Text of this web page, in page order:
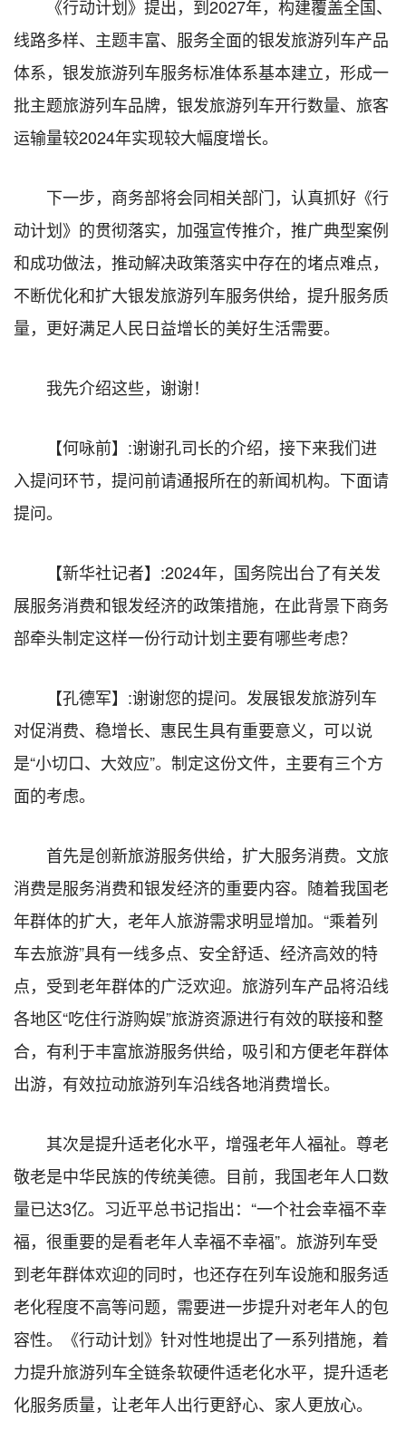
《行动计划》提出，到2027年，构建覆盖全国、
线路多样、主题丰富、服务全面的银发旅游列车产品
体系，银发旅游列车服务标准体系基本建立，形成一
批主题旅游列车品牌，银发旅游列车开行数量、旅客
运输量较2024年实现较大幅度增长。
下一步，商务部将会同相关部门，认真抓好《行
动计划》的贯彻落实，加强宣传推介，推广典型案例
和成功做法，推动解决政策落实中存在的堵点难点，
不断优化和扩大银发旅游列车服务供给，提升服务质
量，更好满足人民日益增长的美好生活需要。
我先介绍这些，谢谢！
【何咏前】:谢谢孔司长的介绍，接下来我们进
入提问环节，提问前请通报所在的新闻机构。下面请
提问。
【新华社记者】:2024年，国务院出台了有关发
展服务消费和银发经济的政策措施，在此背景下商务
部牵头制定这样一份行动计划主要有哪些考虑？
【孔德军】:谢谢您的提问。发展银发旅游列车
对促消费、稳增长、惠民生具有重要意义，可以说
是“小切口、大效应”。制定这份文件，主要有三个方
面的考虑。
首先是创新旅游服务供给，扩大服务消费。文旅
消费是服务消费和银发经济的重要内容。随着我国老
年群体的扩大，老年人旅游需求明显增加。“乘着列
车去旅游”具有一线多点、安全舒适、经济高效的特
点，受到老年群体的广泛欢迎。旅游列车产品将沿线
各地区“吃住行游购娱”旅游资源进行有效的联接和整
合，有利于丰富旅游服务供给，吸引和方便老年群体
出游，有效拉动旅游列车沿线各地消费增长。
其次是提升适老化水平，增强老年人福祉。尊老
敬老是中华民族的传统美德。目前，我国老年人口数
量已达3亿。习近平总书记指出：“一个社会幸福不幸
福，很重要的是看老年人幸福不幸福”。旅游列车受
到老年群体欢迎的同时，也还存在列车设施和服务适
老化程度不高等问题，需要进一步提升对老年人的包
容性。《行动计划》针对性地提出了一系列措施，着
力提升旅游列车全链条软硬件适老化水平，提升适老
化服务质量，让老年人出行更舒心、家人更放心。